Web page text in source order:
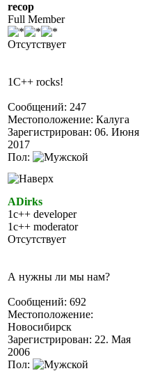
recop
Full Member
Отсутствует
1C++ rocks!
Сообщений: 247
Местоположение: Калуга
Зарегистрирован: 06. Июня
2017
Пол:
ADirks
1c++ developer
1c++ moderator
Отсутствует
А нужны ли мы нам?
Сообщений: 692
Местоположение:
Новосибирск
Зарегистрирован: 22. Мая
2006
Пол: